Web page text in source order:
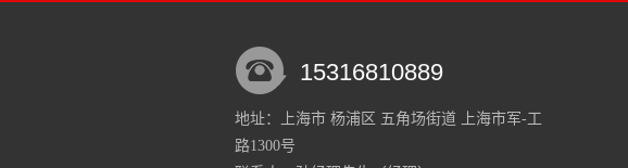
15316810889
地址：上海市 杨浦区 五角场街道 上海市军-工
路1300号